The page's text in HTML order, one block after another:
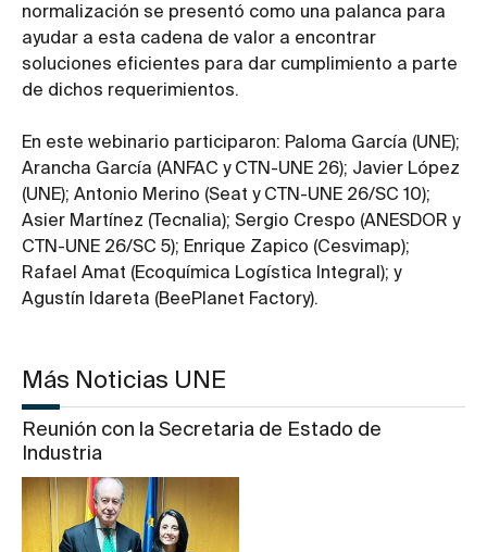
normalización se presentó como una palanca para
ayudar a esta cadena de valor a encontrar
soluciones eficientes para dar cumplimiento a parte
de dichos requerimientos.
En este webinario participaron: Paloma García (UNE);
Arancha García (ANFAC y CTN-UNE 26); Javier López
(UNE); Antonio Merino (Seat y CTN-UNE 26/SC 10);
Asier Martínez (Tecnalia); Sergio Crespo (ANESDOR y
CTN-UNE 26/SC 5); Enrique Zapico (Cesvimap);
Rafael Amat (Ecoquímica Logística Integral); y
Agustín Idareta (BeePlanet Factory).
Más Noticias UNE
Reunión con la Secretaria de Estado de
Industria